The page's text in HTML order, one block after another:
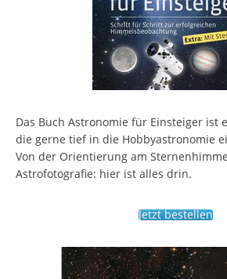
Das Buch Astronomie für Einsteiger ist
die gerne tief in die Hobbyastronomie
Von der Orientierung am
Astrofotografie: hier ist alles drin.
Jetzt bestellen